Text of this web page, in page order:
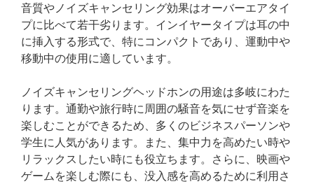
音質やノイズキャンセリング効果はオーバーエアタイ
プに比べて若干劣ります。インイヤータイプは耳の中
に挿入する形式で、特にコンパクトであり、運動中や
移動中の使用に適しています。
ノイズキャンセリングヘッドホンの用途は多岐にわた
ります。通勤や旅行時に周囲の騒音を気にせず音楽を
楽しむことができるため、多くのビジネスパーソンや
学生に人気があります。また、集中力を高めたい時や
リラックスしたい時にも役立ちます。さらに、映画や
ゲームを楽しむ際にも、没入感を高めるために利用さ